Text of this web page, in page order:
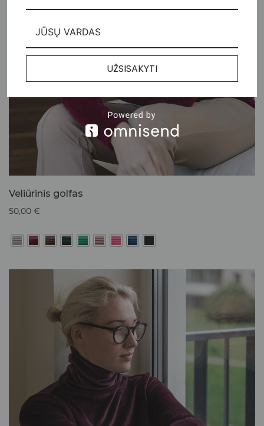
Veliūrinis golfas
50,00 €
UŽSISAKYTI